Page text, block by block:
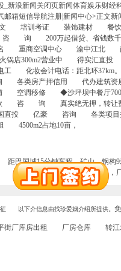
浪新闻关闭页新闻体育娱乐财经
箱短信导航注册|新闻中心>正文新
本文 培训考证 装饰建材 餐
询 200万起借贷、省钱数
60名 重商空调中心 渝中江
锅店300m2营业中 得实汇
工 化妆会计电话：距北环37km
各类房产押信用 代办建筑
调移修 ◆沙坪坝中餐厅
款 咨 询 真实绝无押，转让
投 亿豪 咨询 各类项目投
4500m2占地10亩，
国城15分钟车程，矿山、钢构
任何押、 持证拆装，
下介信息由找珍爱姻介绍所提供。
库房出租 厂房仓库 转江北